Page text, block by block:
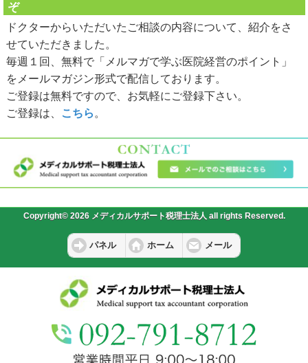
ぞ
ドクターからいただいたご相談の内容について、紹介をさ
せていただきました。
毎週１回、無料で「メルマガで学ぶ医院経営のポイント」
をメールマガジン形式で配信しております。
ご登録は無料ですので、お気軽にご登録下さい。
ご登録は、
こちら 。
Copyright© 2026 メディカルサポート税理士法人 all rights Reserved.
パネル ホーム メール